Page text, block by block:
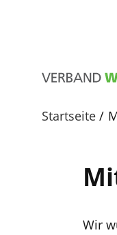
Startseite
Wir